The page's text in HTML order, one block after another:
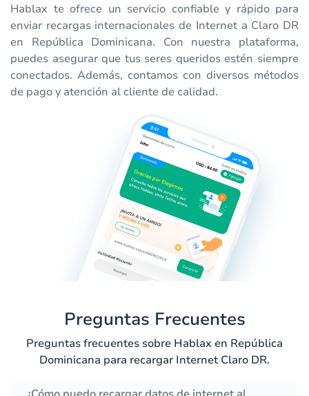
Hablax te ofrece un servicio confiable y rápido para
enviar recargas internacionales de Internet a Claro DR
en República Dominicana. Con nuestra plataforma,
puedes asegurar que tus seres queridos estén siempre
conectados. Además, contamos con diversos métodos
de pago y atención al cliente de calidad.
Preguntas Frecuentes
Preguntas frecuentes sobre Hablax en República
Dominicana para recargar Internet Claro DR.